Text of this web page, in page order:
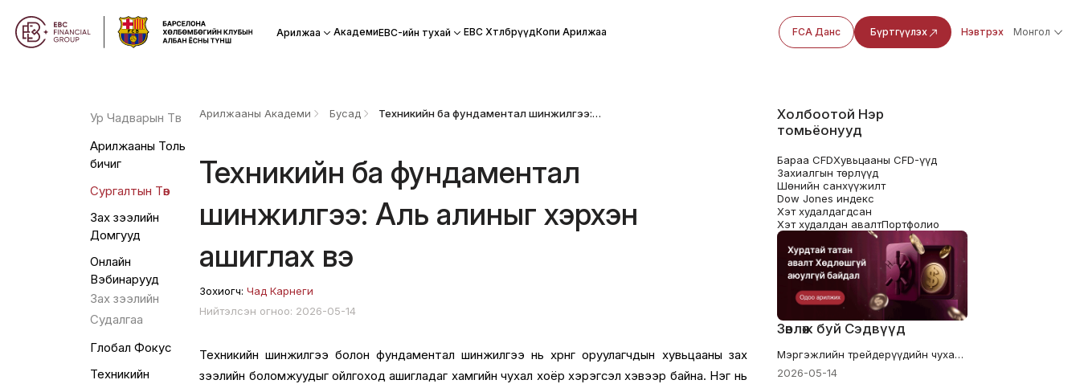
Арилжаа АкадемиEBC-ийн тухай EBC ХөтөлбөрүүдКопи Арилжаа FCA Данс Бүртгүүлэх Нэвтрэх Монгол
Ур Чадварын Төв
Арилжааны Толь
бичиг
Сургалтын Төв
Зах зээлийн
Домгууд
Онлайн
Вэбинарууд
Зах зээлийн
Судалгаа
Глобал Фокус
Техникийн
Арилжааны Академи Бусад Техникийн ба фундаментал шинжилгээ: Аль алиныг хэрхэн ашиглах вэ
Техникийн ба фундаментал
шинжилгээ: Аль алиныг хэрхэн
ашиглах вэ
Зохиогч:Чад Карнеги
Нийтэлсэн огноо: 2026-05-14
Техникийн шинжилгээ болон фундаментал шинжилгээ нь хөрөнгө оруулагчдын хувьцааны зах
зээлийн боломжуудыг ойлгоход ашигладаг хамгийн чухал хоёр хэрэгсэл хэвээр байна. Нэг нь
Холбоотой Нэр
томьёонууд
Бараа CFDХувьцааны CFD-үүд
Захиалгын төрлүүд
Шөнийн санхүүжилт
Dow Jones индекс
Хэт худалдагдсан
Хэт худалдан авалтПортфолио
Зөвлөж буй Сэдвүүд
Мэргэжлийн трейдерүүдийн чухал шинж чанар ба ур чадвар: Бүрэн гарын авлага
2026-05-14